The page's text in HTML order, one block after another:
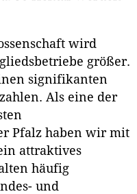
wird
größer.
signifikanten
Als eine der
Pfalz haben wir mit
attraktives
häufig
und